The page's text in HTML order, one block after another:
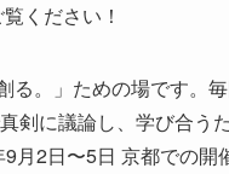
ください！
る。」ための場です。
剣に議論し、学び合う
月2日〜5日 京都での